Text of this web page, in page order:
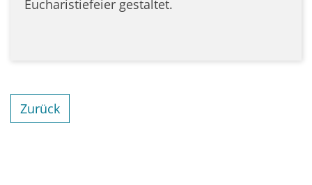
Eucharistiefeier gestaltet.
Zurück